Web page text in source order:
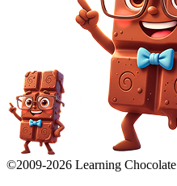
©2009-2026 Learning Chocolate